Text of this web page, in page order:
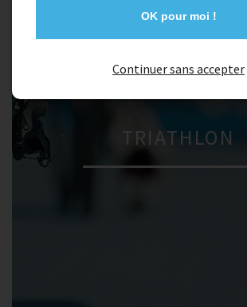
TRIATHLON
OK pour moi !
Continuer sans accepter